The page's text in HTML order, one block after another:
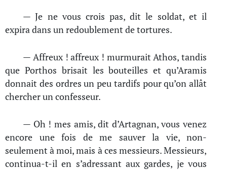
— Je ne vous crois pas, dit le soldat, et il
expira dans un redoublement de tortures.
— Affreux ! affreux ! murmurait Athos, tandis
que Porthos brisait les bouteilles et qu’Aramis
donnait des ordres un peu tardifs pour qu’on allât
chercher un confesseur.
— Oh ! mes amis, dit d’Artagnan, vous venez
encore une fois de me sauver la vie, non-
seulement à moi, mais à ces messieurs. Messieurs,
continua-t-il en s’adressant aux gardes, je vous